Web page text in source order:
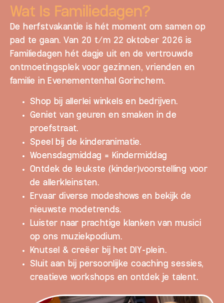
Wat Is Familiedagen?
De herfstvakantie is hét moment om samen op
pad te gaan. Van 20 t/m 22 oktober 2026 is
Familiedagen hét dagje uit en de vertrouwde
ontmoetingsplek voor gezinnen, vrienden en
familie in Evenementenhal Gorinchem.
Shop bij allerlei winkels en bedrijven.
Geniet van geuren en smaken in de
proefstraat.
Speel bij de kinderanimatie.
Woensdagmiddag = Kindermiddag
Ontdek de leukste (kinder)voorstelling voor
de allerkleinsten.
Ervaar diverse modeshows en bekijk de
nieuwste modetrends.
Luister naar prachtige klanken van musici
op ons muziekpodium.
Knutsel & creëer bij het DIY-plein.
Sluit aan bij persoonlijke coaching sessies,
creatieve workshops en ontdek je talent.